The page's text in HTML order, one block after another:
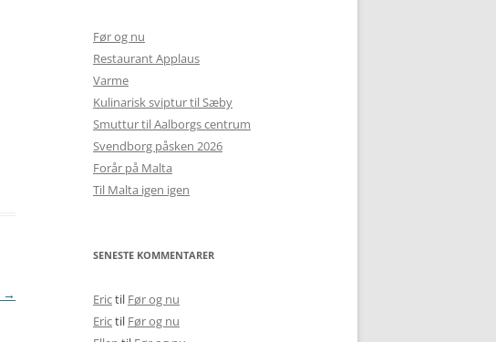
→
Før og nu
Restaurant Applaus
Varme
Kulinarisk sviptur til Sæby
Smuttur til Aalborgs centrum
Svendborg påsken 2026
Forår på Malta
Til Malta igen igen
SENESTE KOMMENTARER
Erictil Før og nu
Erictil Før og nu